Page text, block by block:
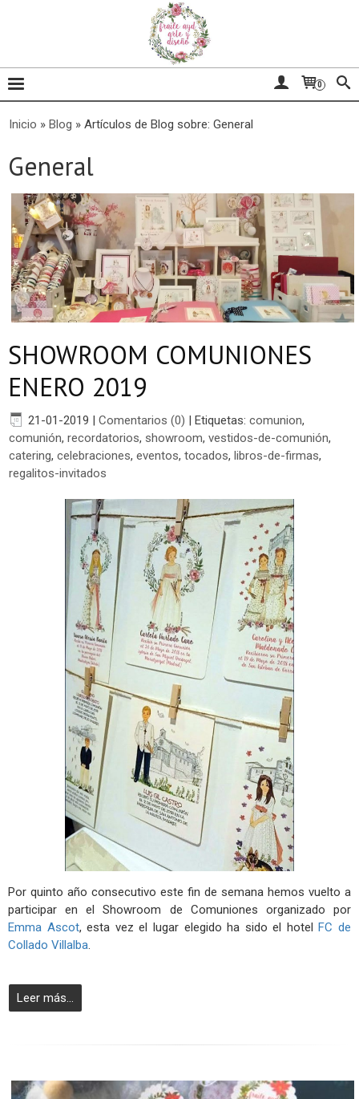
0
Inicio » Blog » Artículos de Blog sobre: General
General
SHOWROOM COMUNIONES
ENERO 2019
21-01-2019 Comentarios (0) Etiquetas: comunion,
comunión, recordatorios, showroom, vestidos-de-comunión,
catering, celebraciones, eventos, tocados, libros-de-firmas,
regalitos-invitados
Por quinto año consecutivo este fin de semana hemos vuelto a
participar en el Showroom de Comuniones organizado por
Emma Ascot, esta vez el lugar elegido ha sido el hotelFC de
Collado Villalba.
Leer más...